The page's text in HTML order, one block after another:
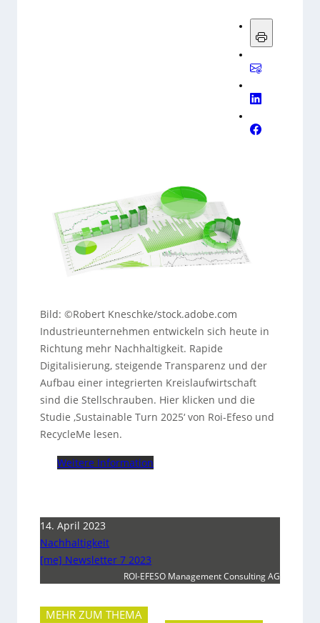
Bild: ©Robert Kneschke/stock.adobe.com
Industrieunternehmen entwickeln sich heute in
Richtung mehr Nachhaltigkeit. Rapide
Digitalisierung, steigende Transparenz und der
Aufbau einer integrierten Kreislaufwirtschaft
sind die Stellschrauben. Hier klicken und die
Studie ‚Sustainable Turn 2025‘ von Roi-Efeso und
RecycleMe lesen.
Weitere Information
14. April 2023
Nachhaltigkeit
[me] Newsletter 7 2023
ROI-EFESO Management Consulting AG
MEHR ZUM THEMA